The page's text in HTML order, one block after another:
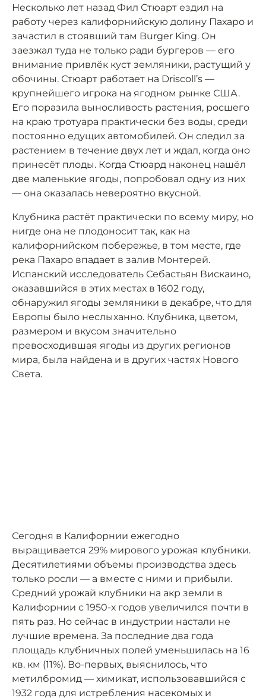
Несколько лет назад Фил Стюарт ездил на
работу через калифорнийскую долину Пахаро и
зачастил в стоявший там Burger King. Он
заезжал туда не только ради бургеров — его
внимание привлёк куст земляники, растущий у
обочины. Стюарт работает на Driscoll’s —
крупнейшего игрока на ягодном рынке США.
Его поразила выносливость растения, росшего
на краю тротуара практически без воды, среди
постоянно едущих автомобилей. Он следил за
растением в течение двух лет и ждал, когда оно
принесёт плоды. Когда Стюард наконец нашёл
две маленькие ягоды, попробовал одну из них
— она оказалась невероятно вкусной.
Клубника растёт практически по всему миру, но
нигде она не плодоносит так, как на
калифорнийском побережье, в том месте, где
река Пахаро впадает в залив Монтерей.
Испанский исследователь Себастьян Вискаино,
оказавшийся в этих местах в 1602 году,
обнаружил ягоды земляники в декабре, что для
Европы было неслыханно. Клубника, цветом,
размером и вкусом значительно
превосходившая ягоды из других регионов
мира, была найдена и в других частях Нового
Света.
Сегодня в Калифорнии ежегодно
выращивается 29% мирового урожая клубники.
Десятилетиями объемы производства здесь
только росли — а вместе с ними и прибыли.
Средний урожай клубники на акр земли в
Калифорнии с 1950-х годов увеличился почти в
пять раз. Но сейчас в индустрии настали не
лучшие времена. За последние два года
площадь клубничных полей уменьшилась на 16
кв. км (11%). Во-первых, выяснилось, что
метилбромид — химикат, использовавшийся с
1932 года для истребления насекомых и